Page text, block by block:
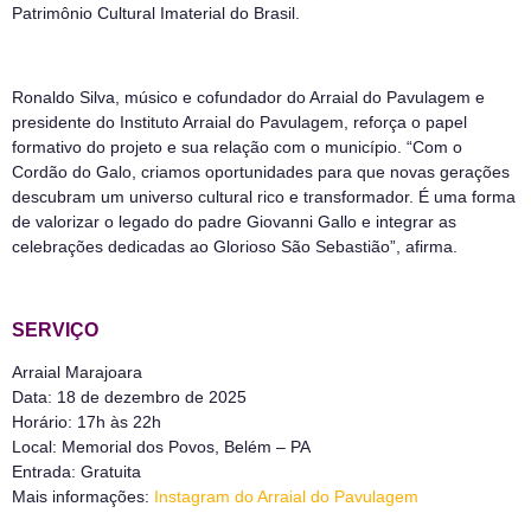
Patrimônio Cultural Imaterial do Brasil.
Ronaldo Silva, músico e cofundador do Arraial do Pavulagem e
presidente do Instituto Arraial do Pavulagem, reforça o papel
formativo do projeto e sua relação com o município. “Com o
Cordão do Galo, criamos oportunidades para que novas gerações
descubram um universo cultural rico e transformador. É uma forma
de valorizar o legado do padre Giovanni Gallo e integrar as
celebrações dedicadas ao Glorioso São Sebastião”, afirma.
SERVIÇO
Arraial Marajoara
Data: 18 de dezembro de 2025
Horário: 17h às 22h
Local: Memorial dos Povos, Belém – PA
Entrada: Gratuita
Mais informações: Instagram do Arraial do Pavulagem